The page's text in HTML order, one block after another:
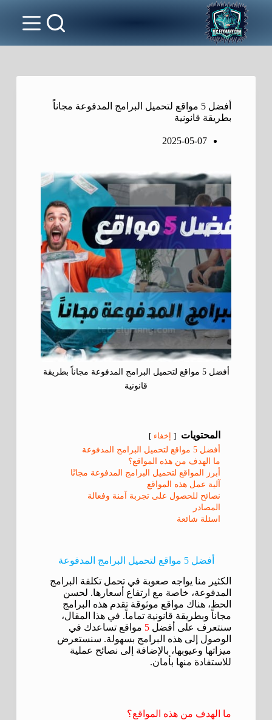
أفضل 5 مواقع لتحميل البرامج المدفوعة مجاناً
بطريقة قانونية
2025-05-07
أفضل 5 مواقع لتحميل البرامج المدفوعة مجاناً بطريقة
قانونية
المحتويات إخفاء
أفضل 5 مواقع لتحميل البرامج المدفوعة
ما الهدف من هذه المواقع؟
أبرز المواقع لتحميل البرامج المدفوعة مجانًا
آلية عمل هذه المواقع
نصائح للحصول على تجربة آمنة وفعالة
المصادر
اسئلة شائعة
أفضل 5 مواقع لتحميل البرامج المدفوعة
الكثير منا يواجه صعوبة في تحمل تكلفة البرامج
المدفوعة، خاصة مع ارتفاع أسعارها. لحسن
الحظ، هناك مواقع موثوقة تقدم هذه البرامج
مجاناً وبطريقة قانونية تماماً. في هذا المقال،
سنتعرف على أفضل 5 مواقع تساعدك في
الوصول إلى هذه البرامج بسهولة. سنستعرض
ميزاتها وعيوبها، بالإضافة إلى نصائح عملية
للاستفادة منها بأمان.
ما الهدف من هذه المواقع؟